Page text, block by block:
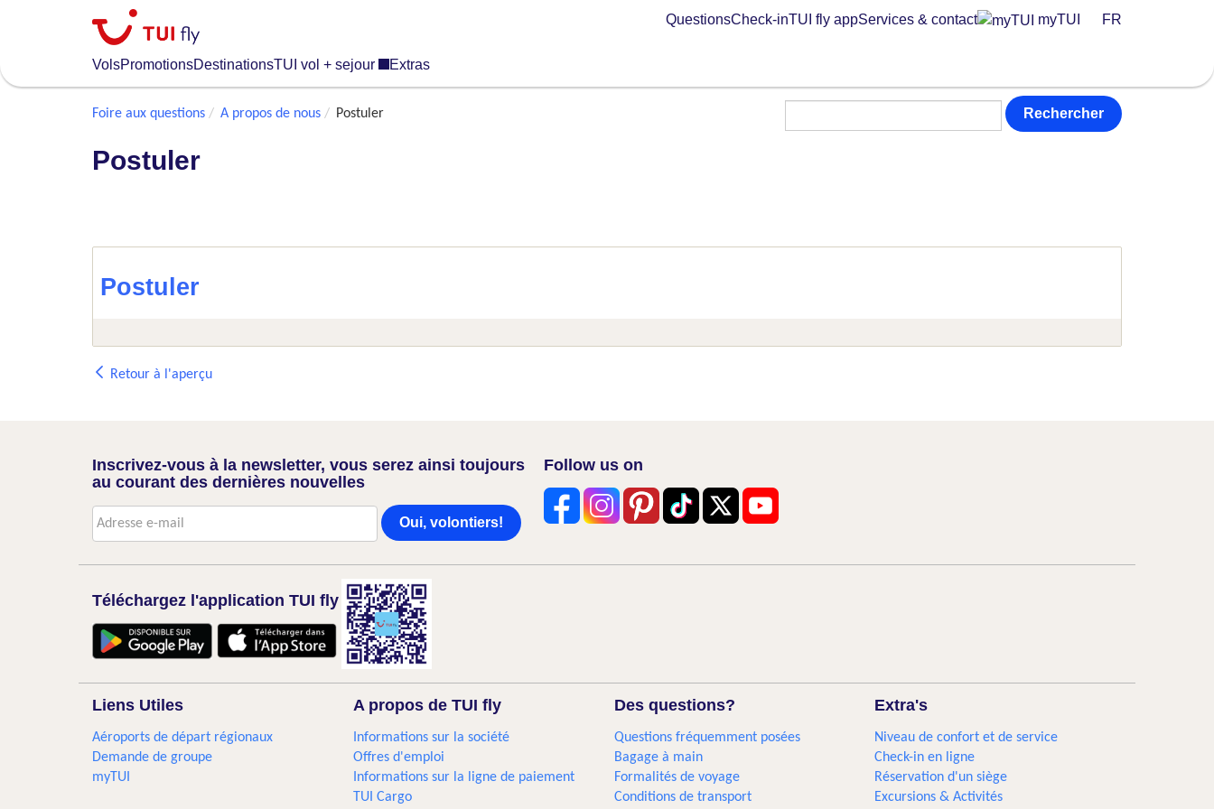
content
VolsPromotionsDestinationsTUI vol + sejour Extras
QuestionsCheck-inTUI fly appServices & contact myTUI FR
Foire aux questions A propos de nous Postuler Rechercher
Postuler
Postuler
Retour à l'aperçu
Inscrivez-vous à la newsletter, vous serez ainsi toujours
au courant des dernières nouvelles
Oui, volontiers!
Follow us on
Téléchargez l'application TUI fly
Liens Utiles
Aéroports de départ régionaux
Demande de groupe
myTUI
A propos de TUI fly
Informations sur la société
Offres d'emploi
Informations sur la ligne de paiement
TUI Cargo
Des questions?
Questions fréquemment posées
Bagage à main
Formalités de voyage
Conditions de transport
Extra's
Niveau de confort et de service
Check-in en ligne
Réservation d'un siège
Excursions & Activités​